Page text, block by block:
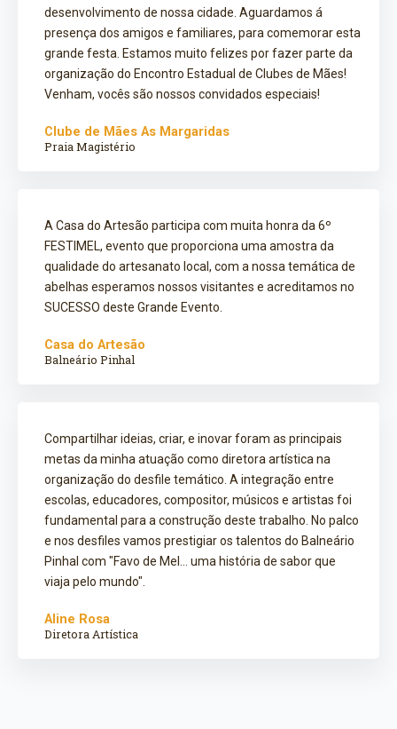
desenvolvimento de nossa cidade. Aguardamos á
presença dos amigos e familiares, para comemorar esta
grande festa. Estamos muito felizes por fazer parte da
organização do Encontro Estadual de Clubes de Mães!
Venham, vocês são nossos convidados especiais!
Clube de Mães As Margaridas
Praia Magistério
A Casa do Artesão participa com muita honra da 6º
FESTIMEL, evento que proporciona uma amostra da
qualidade do artesanato local, com a nossa temática de
abelhas esperamos nossos visitantes e acreditamos no
SUCESSO deste Grande Evento.
Casa do Artesão
Balneário Pinhal
Compartilhar ideias, criar, e inovar foram as principais
metas da minha atuação como diretora artística na
organização do desfile temático. A integração entre
escolas, educadores, compositor, músicos e artistas foi
fundamental para a construção deste trabalho. No palco
e nos desfiles vamos prestigiar os talentos do Balneário
Pinhal com "Favo de Mel... uma história de sabor que
viaja pelo mundo".
Aline Rosa
Diretora Artística